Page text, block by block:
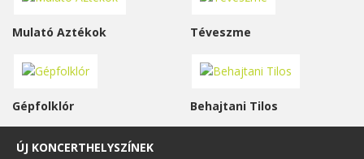
Mulató Aztékok Téveszme
Gépfolklór Behajtani Tilos
ÚJ KONCERTHELYSZÍNEK